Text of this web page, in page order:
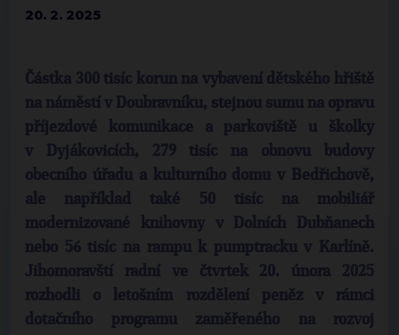
20. 2. 2025
Částka 300 tisíc korun na vybavení dětského hřiště
na náměstí v Doubravníku, stejnou sumu na opravu
příjezdové komunikace a parkoviště u školky
v Dyjákovicích, 279 tisíc na obnovu budovy
obecního úřadu a kulturního domu v Bedřichově,
ale například také 50 tisíc na mobiliář
modernizované knihovny v Dolních Dubňanech
nebo 56 tisíc na rampu k pumptracku v Karlíně.
Jihomoravští radní ve čtvrtek 20. února 2025
rozhodli o letošním rozdělení peněz v rámci
dotačního programu zaměřeného na rozvoj